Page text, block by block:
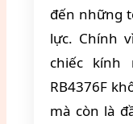
đến những
lực. Chính
chiếc kính
RB4376F
mà còn là